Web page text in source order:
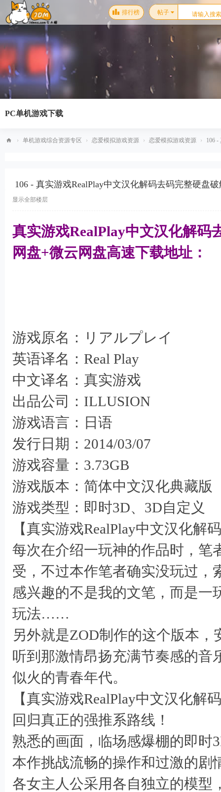
排行榜 帖子
PC单机游戏下载
› 单机游戏综合资源专区 › 恋爱模拟游戏资源 › 恋爱模拟游戏资源 › 106 -
106 - 真实游戏RealPlay中文汉化解码去码完整硬盘
显示全部楼层
真实游戏RealPlay中文汉化解码
网盘+微云网盘高速下载地址：
游戏原名：リアルプレイ
英语译名：Real Play
中文译名：真实游戏
出品公司：ILLUSION
游戏语言：日语
发行日期：2014/03/07
游戏容量：3.73GB
游戏版本：简体中文汉化典藏版
游戏类型：即时3D、3D自定义
【真实游戏RealPlay中文汉化解
每次在介绍一玩神的作品时，笔
受，不过本作笔者确实没玩过，
感兴趣的不是我的文笔，而是一
玩法……
另外就是ZOD制作的这个版本
听到那激情昂扬充满节奏感的音
似火的青春年代。
【真实游戏RealPlay中文汉化解
回归真正的强推系路线！
熟悉的画面，临场感爆棚的即时
本作挑战流畅的操作和过激的剧
各女主人公采用各自独立的模型